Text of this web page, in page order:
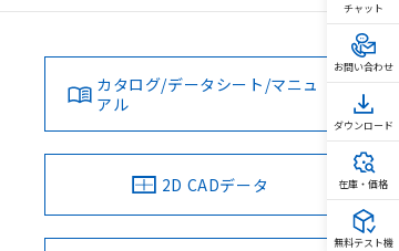
カタログ/データシート/マニュ
アル
2D CADデータ
チャット
お問い合わせ
ダウンロード
在庫・価格
無料テスト機